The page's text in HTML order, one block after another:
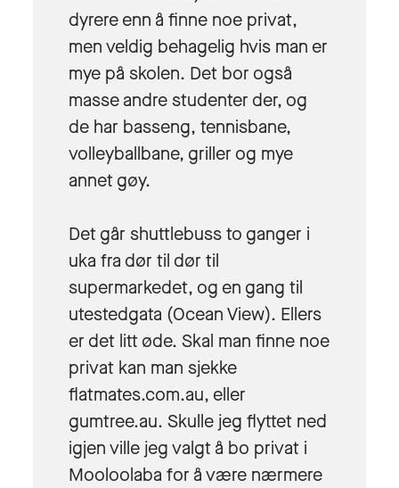
dyrere enn å finne noe privat,
men veldig behagelig hvis man er
mye på skolen. Det bor også
masse andre studenter der, og
de har basseng, tennisbane,
volleyballbane, griller og mye
annet gøy.
Det går shuttlebuss to ganger i
uka fra dør til dør til
supermarkedet, og en gang til
utestedgata (Ocean View). Ellers
er det litt øde. Skal man finne noe
privat kan man sjekke
flatmates.com.au, eller
gumtree.au. Skulle jeg flyttet ned
igjen ville jeg valgt å bo privat i
Mooloolaba for å være nærmere